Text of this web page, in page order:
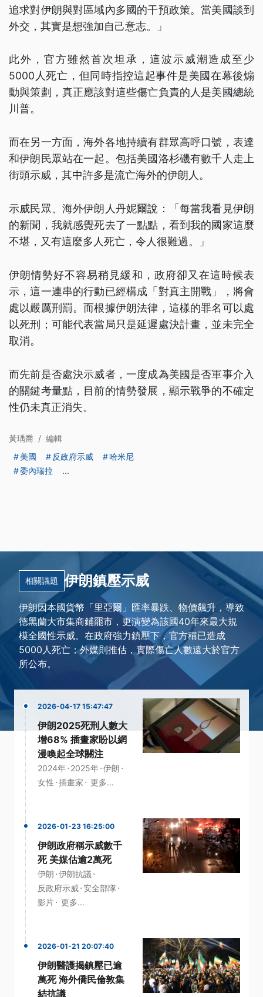
追求對伊朗與對區域內多國的干預政策。當美國談到
外交，其實是想強加自己意志。」
此外，官方雖然首次坦承，這波示威潮造成至少
5000人死亡，但同時指控這起事件是美國在幕後煽
動與策劃，真正應該對這些傷亡負責的人是美國總統
川普。
而在另一方面，海外各地持續有群眾高呼口號，表達
和伊朗民眾站在一起。包括美國洛杉磯有數千人走上
街頭示威，其中許多是流亡海外的伊朗人。
示威民眾、海外伊朗人丹妮爾說：「每當我看見伊朗
的新聞，我就感覺死去了一點點，看到我的國家這麼
不堪，又有這麼多人死亡，令人很難過。」
伊朗情勢好不容易稍見緩和，政府卻又在這時候表
示，這一連串的行動已經構成「對真主開戰」，將會
處以嚴厲刑罰。而根據伊朗法律，這樣的罪名可以處
以死刑；可能代表當局只是延遲處決計畫，並未完全
取消。
而先前是否處決示威者，一度成為美國是否軍事介入
的關鍵考量點，目前的情勢發展，顯示戰爭的不確定
性仍未真正消失。
黃瑀喬 / 編輯
美國
反政府示威
哈米尼
委內瑞拉
...
相關議題 伊朗鎮壓示威
伊朗因本國貨幣「里亞爾」匯率暴跌、物價飆升，導致
德黑蘭大市集商鋪罷市，更演變為該國40年來最大規
模全國性示威。在政府強力鎮壓下，官方稱已造成
5000人死亡；外媒則推估，實際傷亡人數遠大於官方
所公布。
2026-04-17 15:47:47
伊朗2025死刑人數大
增68% 插畫家盼以網
漫喚起全球關注
2024年· 2025年·伊朗 ·
女性 ·插畫家 · 更多...
2026-01-23 16:25:00
伊朗政府稱示威數千
死 美媒估逾2萬死
伊朗 ·伊朗抗議 ·
反政府示威·安全部隊·
影片· 更多...
2026-01-21 20:07:40
伊朗醫護揭鎮壓已逾
萬死 海外僑民倫敦集
結抗議